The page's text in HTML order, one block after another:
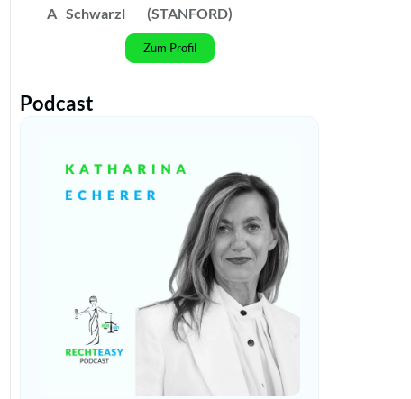
A Schwarzl
(STANFORD)
Zum Profil
Podcast